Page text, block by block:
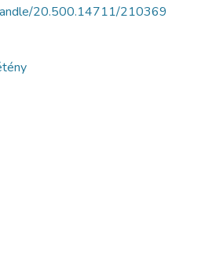
20.500.14711/210369